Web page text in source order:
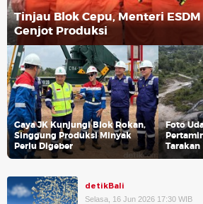
Tinjau Blok Cepu, Menteri
Genjot Produksi
Gaya JK Kunjungi Blok Rokan,
Singgung Produksi Minyak
Perlu Digeber
Foto
Tarakan
detikBali
Selasa, 16 Jun 2026 17:30 WIB